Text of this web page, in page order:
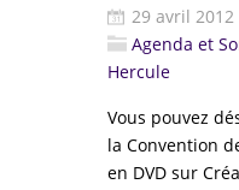
29 avril 2012
Agenda et
Hercule
Vous pouvez
la Convention
en DVD sur